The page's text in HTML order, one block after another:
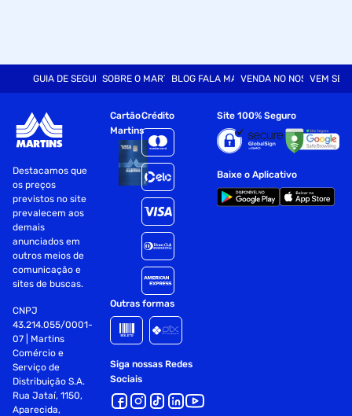
GUIA DE SEGURANÇASOBRE O MARTINSBLOG FALA MARTVENDA NO NOSSO SITE
VEM SER
Destacamos que
os preços
previstos no site
prevalecem aos
demais
anunciados em
outros meios de
comunicação e
sites de buscas.
CNPJ
43.214.055/0001-
07 | Martins
Comércio e
Serviço de
Distribuição S.A.
Rua Jataí, 1150,
Aparecida,
Cartão
Martins
Crédito
Outras formas
Siga nossas Redes
Sociais
Site 100% Seguro
Baixe o Aplicativo